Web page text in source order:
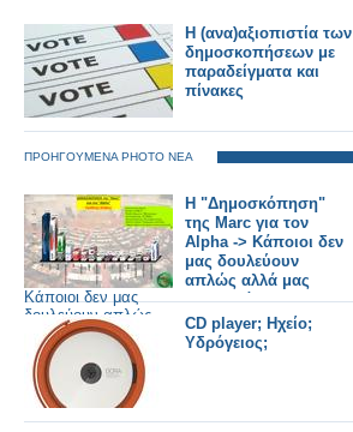
H (ανα)αξιοπιστία των
δημοσκοπήσεων με
παραδείγματα και
πίνακες
ΠΡΟΗΓΟΥΜΕΝΑ PHOTO ΝΕΑ
Κάποιοι δεν μας
δουλεύουν απλώς
αλλά μας
επεξεργάζονται
επιστημονικά!">
Η "Δημοσκόπηση"
της Marc για τον
Alpha -> Κάποιοι δεν
μας δουλεύουν
απλώς αλλά μας
επεξεργάζονται
επιστημονικά!
CD player; Ηχείο;
Υδρόγειος;